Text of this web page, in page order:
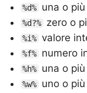
%d% una o
%d?% zero o
%i% valore
%f% numero
%h% una o
%w% uno o